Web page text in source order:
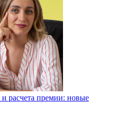
расчета премии: новые